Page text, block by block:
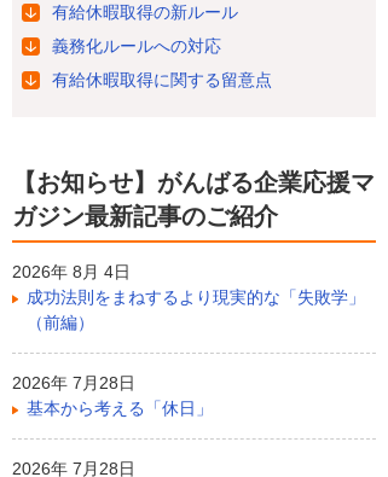
有給休暇取得の新ルール
義務化ルールへの対応
有給休暇取得に関する留意点
【お知らせ】がんばる企業応援マ
ガジン最新記事のご紹介
2026年 8月 4日
成功法則をまねするより現実的な「失敗学」
（前編）
2026年 7月28日
基本から考える「休日」
2026年 7月28日